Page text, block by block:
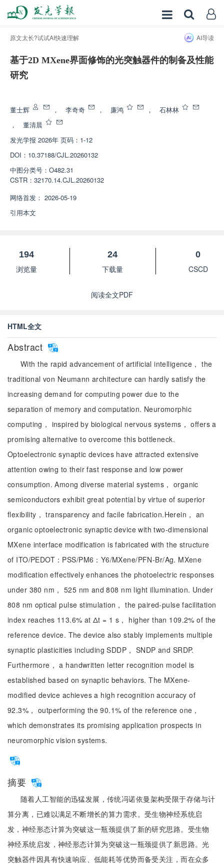
原文太长?试试AI快速理解 AI导读
基于2D MXene界面修饰的光突触器件的制备及性能
研究
董士辉 ， 李奇奇 ， 廉鸿 ，
石林林
，
董清晨
发光学报 2026年 页码：1-12
DOI： 10.37188/CJL.20260132
中图分类号： O482.31
CSTR： 32170.14.CJL.20260132
网络首发： 2026-05-19
引用本文
194
浏览量
24
下载量
0
CSCD
阅读全文PDF
HTML全文
Abstract
With the rapid advancement of artificial intelligence， the
traditional von Neumann architecture can hardly satisfy the
increasing demand for computing power due to the
separation of memory and computation. Neuromorphic
computing， inspired by biological nervous systems， offers a
promising alternative to overcome this bottleneck.
Optoelectronic synaptic devices have attracted extensive
attention owing to their fast response and low power
consumption. Among diverse material systems， organic
semiconductors exhibit great potential by virtue of superior
flexibility， transparency and facile fabrication.Herein， an
organic optoelectronic synaptic device with two-dimensional
MXene interface modification is fabricated with the structure
of ITO/PEDOT：PSS/PM6：Y6/MXene/PFN-Br/Ag. MXene
modification effectively enhances the photoelectric responses
under 380 nm， 525 nm and 808 nm light illumination. Under
808 nm optical pulse stimulation， the paired-pulse facilitation
index reaches 113.6% at Δt = 1 s， higher than 109.2% of the
reference device. The device also stably implements multiple
synaptic plasticities including SDDP， SNDP and SRDP.
Furthermore， a handwritten letter recognition model is
established based on synaptic behaviors. The MXene-
modified device achieves a high recognition accuracy of
92.3%， outperforming the 90.1% of the reference one，
which demonstrates its promising application prospects in
neuromorphic vision systems.
摘要
随着人工智能的迅猛发展，传统冯诺依曼架构受限于存储与计
算分离，已难以满足不断增长的算力需求。受生物神经系统启
发，神经形态计算为突破这一瓶颈提供了新的研究思路。受生物
神经系统启发，神经形态计算为突破这一瓶颈提供了新思路。光
突触器件因具有快速响应、低能耗等优势而备受关注，而在众多